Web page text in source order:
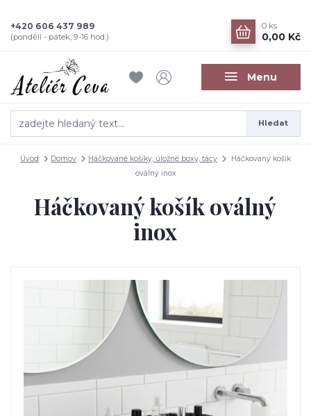
Menu
Hledat
+420 606 437 989
(pondělí - pátek, 9-16 hod.)
0 ks
0,00 Kč
Úvod Domov Háčkované košíky, úložné boxy, tácy
Háčkovaný košík
oválný inox
Háčkovaný košík oválný
inox